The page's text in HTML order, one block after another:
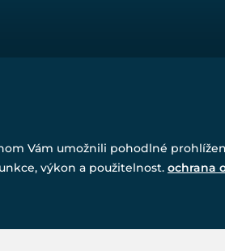
Powered bySimplia.cz,
Vám umožnili pohodlné
výkon a použitelnost. ochrana